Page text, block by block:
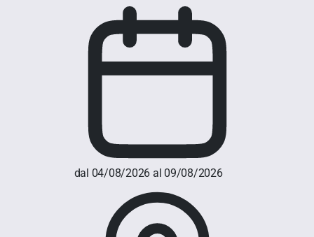
dal 04/08/2026 al 09/08/2026